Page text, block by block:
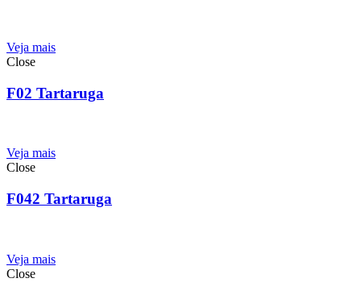
Veja mais
Close
F02 Tartaruga
Veja mais
Close
F042 Tartaruga
Veja mais
Close